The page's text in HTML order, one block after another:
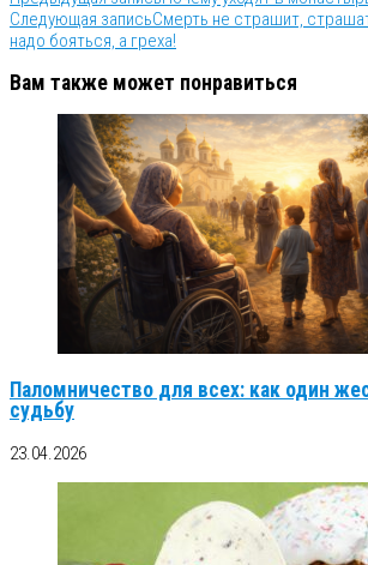
Следующая записьСмерть не страшит,
надо бояться, а греха!
Вам также может понравиться
Паломничество для всех: как один
судьбу
23.04.2026